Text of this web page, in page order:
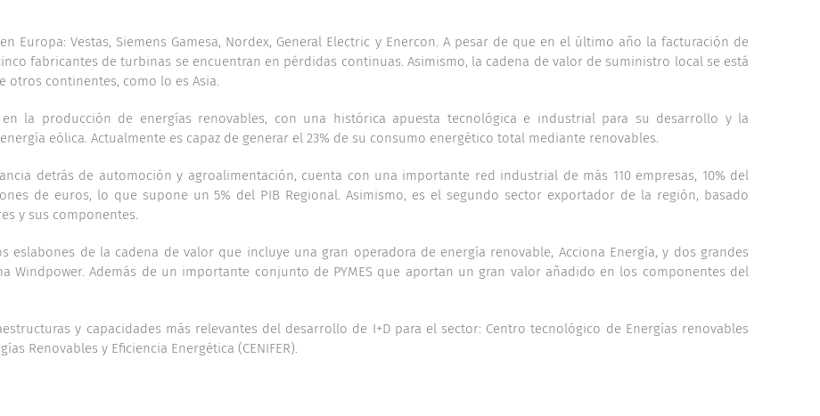
Europa: Vestas, Siemens Gamesa, Nordex, General Electric y Enercon. A pesar de que en el último año la facturación de
fabricantes de turbinas se encuentran en pérdidas continuas. Asimismo, la cadena de valor de suministro local se está
continentes, como lo es Asia.
la producción de energías renovables, con una histórica apuesta tecnológica e industrial para su desarrollo y la
eólica. Actualmente es capaz de generar el 23% de su consumo energético total mediante renovables.
detrás de automoción y agroalimentación, cuenta con una importante red industrial de más 110 empresas, 10% del
de euros, lo que supone un 5% del PIB Regional. Asimismo, es el segundo sector exportador de la región, basado
y sus componentes.
de la cadena de valor que incluye una gran operadora de energía renovable, Acciona Energía, y dos grandes
Windpower. Además de un importante conjunto de PYMES que aportan un gran valor añadido en los componentes del
y capacidades más relevantes del desarrollo de I+D para el sector: Centro tecnológico de Energías renovables
Renovables y Eficiencia Energética (CENIFER).